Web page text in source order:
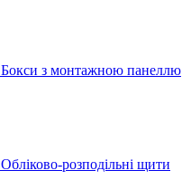
Бокси з монтажною панеллю
Обліково-розподільні щити